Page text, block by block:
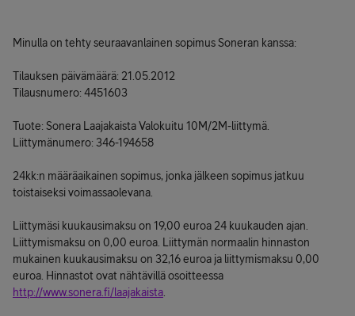
Minulla on tehty seuraavanlainen sopimus Soneran kanssa:
Tilauksen päivämäärä: 21.05.2012
Tilausnumero: 4451603
Tuote: Sonera Laajakaista Valokuitu 10M/2M-liittymä.
Liittymänumero: 346-194658
24kk:n määräaikainen sopimus, jonka jälkeen sopimus jatkuu
toistaiseksi voimassaolevana.
Liittymäsi kuukausimaksu on 19,00 euroa 24 kuukauden ajan.
Liittymismaksu on 0,00 euroa. Liittymän normaalin hinnaston
mukainen kuukausimaksu on 32,16 euroa ja liittymismaksu 0,00
euroa. Hinnastot ovat nähtävillä osoitteessa
http://www.sonera.fi/laajakaista